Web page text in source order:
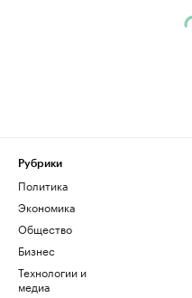
Рубрики
Политика
Экономика
Общество
Бизнес
Технологии и
медиа